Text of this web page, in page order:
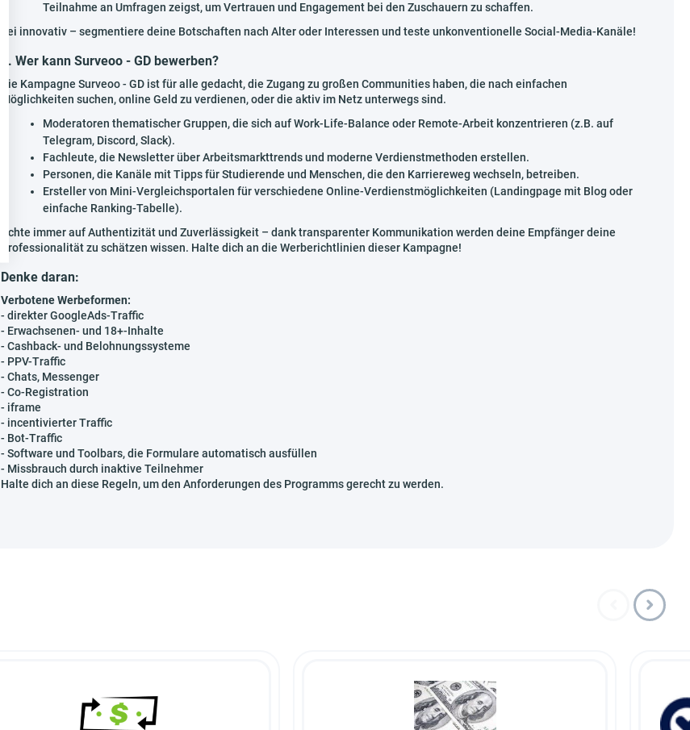
Teilnahme an Umfragen zeigst, um Vertrauen und Engagement bei den Zuschauern zu schaffen.
Sei innovativ – segmentiere deine Botschaften nach Alter oder Interessen und teste unkonventionelle Social-Media-Kanäle!
3. Wer kann Surveoo - GD bewerben?
Die Kampagne Surveoo - GD ist für alle gedacht, die Zugang zu großen Communities haben, die nach einfachen
Möglichkeiten suchen, online Geld zu verdienen, oder die aktiv im Netz unterwegs sind.
Moderatoren thematischer Gruppen, die sich auf Work-Life-Balance oder Remote-Arbeit konzentrieren (z.B. auf
Telegram, Discord, Slack).
Fachleute, die Newsletter über Arbeitsmarkttrends und moderne Verdienstmethoden erstellen.
Personen, die Kanäle mit Tipps für Studierende und Menschen, die den Karriereweg wechseln, betreiben.
Ersteller von Mini-Vergleichsportalen für verschiedene Online-Verdienstmöglichkeiten (Landingpage mit Blog oder
einfache Ranking-Tabelle).
Achte immer auf Authentizität und Zuverlässigkeit – dank transparenter Kommunikation werden deine Empfänger deine
Professionalität zu schätzen wissen. Halte dich an die Werberichtlinien dieser Kampagne!
Denke daran:
Verbotene Werbeformen:
- direkter GoogleAds-Traffic
- Erwachsenen- und 18+-Inhalte
- Cashback- und Belohnungssysteme
- PPV-Traffic
- Chats, Messenger
- Co-Registration
- iframe
- incentivierter Traffic
- Bot-Traffic
- Software und Toolbars, die Formulare automatisch ausfüllen
- Missbrauch durch inaktive Teilnehmer
Halte dich an diese Regeln, um den Anforderungen des Programms gerecht zu werden.